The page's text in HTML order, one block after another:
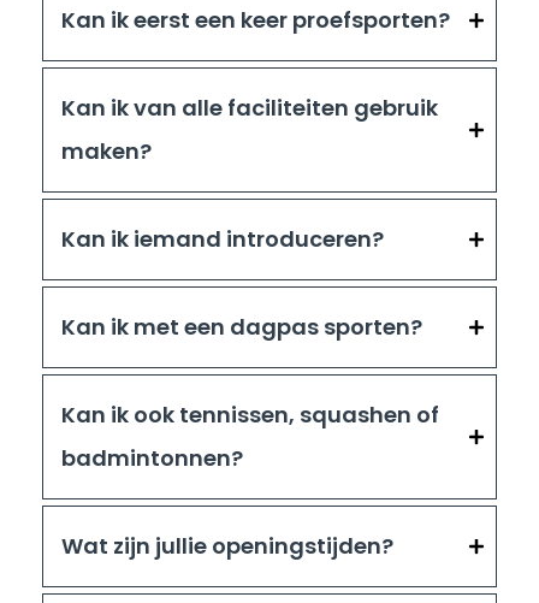
Kan ik eerst een keer proefsporten?
Kan ik van alle faciliteiten gebruik
maken?
Kan ik iemand introduceren?
Kan ik met een dagpas sporten?
Kan ik ook tennissen, squashen of
badmintonnen?
Wat zijn jullie openingstijden?